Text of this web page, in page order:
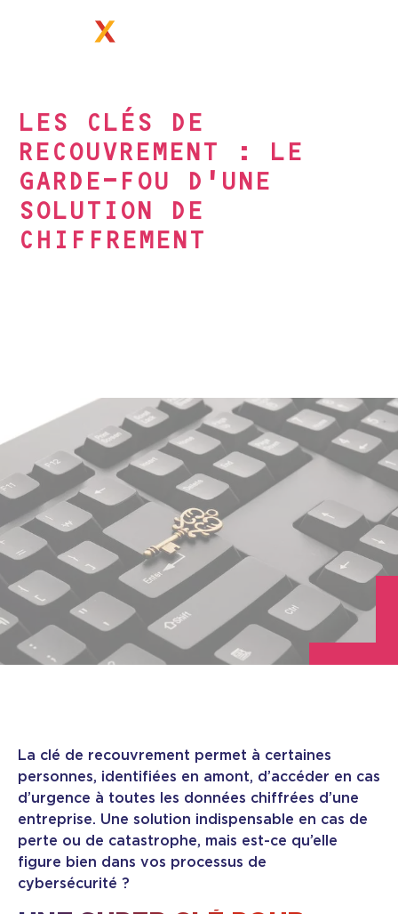
LES CLÉS DE
RECOUVREMENT : LE
GARDE-FOU D’UNE
SOLUTION DE
CHIFFREMENT
La clé de recouvrement permet à certaines
personnes, identifiées en amont, d’accéder en cas
d’urgence à toutes les données chiffrées d’une
entreprise. Une solution indispensable en cas de
perte ou de catastrophe, mais est-ce qu’elle
figure bien dans vos processus de
cybersécurité ?